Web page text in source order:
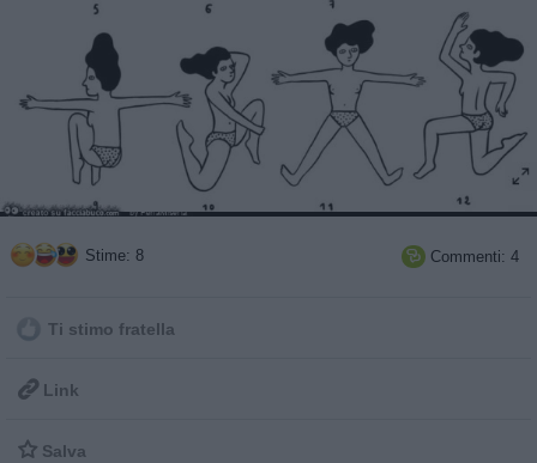
Stime: 8  Commenti: 4
Ti stimo fratella
 Link
 Salva